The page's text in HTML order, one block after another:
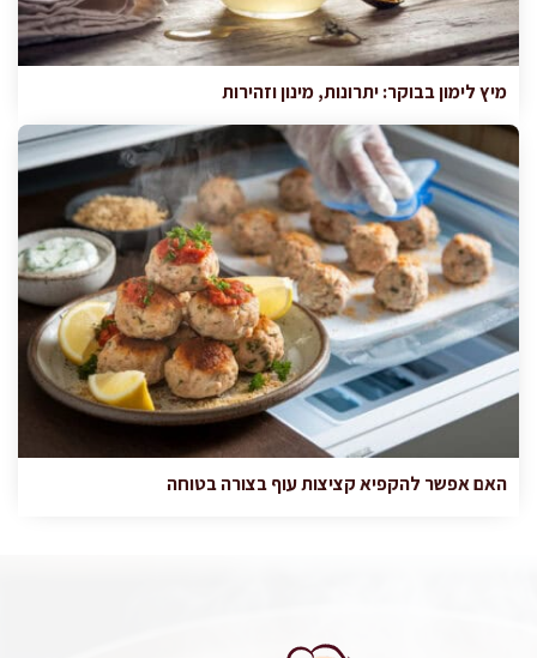
מיץ לימון בבוקר: יתרונות, מינון וזהירות
האם אפשר להקפיא קציצות עוף בצורה בטוחה